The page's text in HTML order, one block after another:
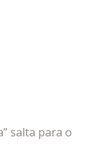
salta para o